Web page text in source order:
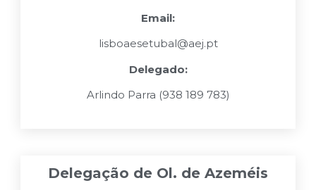
Email:
lisboaesetubal@aej.pt
Delegado:
Arlindo Parra (938 189 783)
Delegação de Ol. de Azeméis